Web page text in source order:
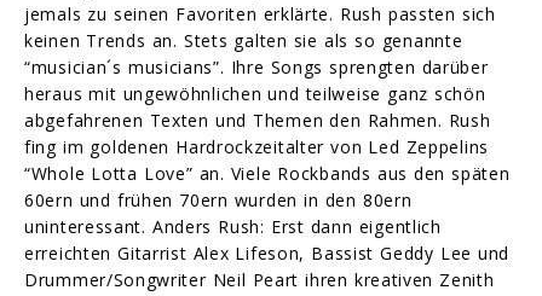
jemals zu seinen Favoriten erklärte. Rush passten sich
keinen Trends an. Stets galten sie als so genannte
“musician´s musicians”. Ihre Songs sprengten darüber
heraus mit ungewöhnlichen und teilweise ganz schön
abgefahrenen Texten und Themen den Rahmen. Rush
fing im goldenen Hardrockzeitalter von Led Zeppelins
“Whole Lotta Love” an. Viele Rockbands aus den späten
60ern und frühen 70ern wurden in den 80ern
uninteressant. Anders Rush: Erst dann eigentlich
erreichten Gitarrist Alex Lifeson, Bassist Geddy Lee und
Drummer/Songwriter Neil Peart ihren kreativen Zenith